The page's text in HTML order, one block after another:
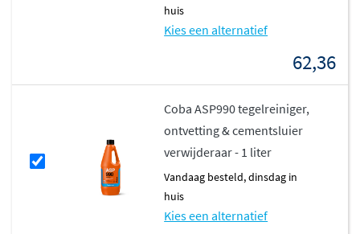
huis
Kies een alternatief
62,36
Coba ASP990 tegelreiniger,
ontvetting & cementsluier
verwijderaar - 1 liter
vandaag besteld, dinsdag in
huis
Kies een alternatief